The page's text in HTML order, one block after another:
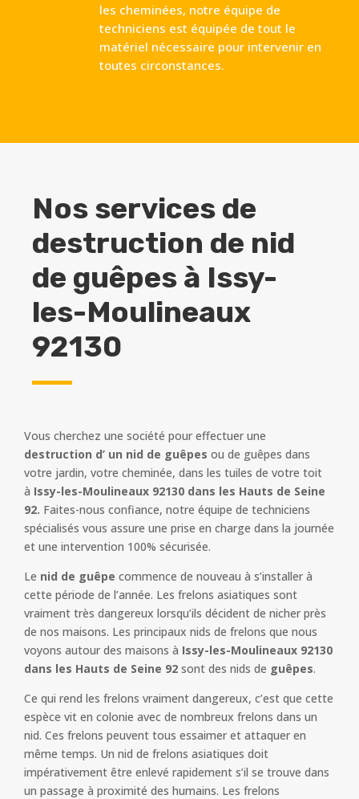
les cheminées, notre équipe de
techniciens est équipée de tout le
matériel nécessaire pour intervenir en
toutes circonstances.
Nos services de
destruction de nid
de guêpes à Issy-
les-Moulineaux
92130
Vous cherchez une société pour effectuer une
destruction d’ un nid de guêpes ou de guêpes dans
votre jardin, votre cheminée, dans les tuiles de votre toit
à Issy-les-Moulineaux 92130 dans les Hauts de Seine
92. Faites-nous confiance, notre équipe de techniciens
spécialisés vous assure une prise en charge dans la journée
et une intervention 100% sécurisée.
Le nid de guêpe commence de nouveau à s’installer à
cette période de l’année. Les frelons asiatiques sont
vraiment très dangereux lorsqu’ils décident de nicher près
de nos maisons. Les principaux nids de frelons que nous
voyons autour des maisons à Issy-les-Moulineaux 92130
dans les Hauts de Seine 92 sont des nids de guêpes.
Ce qui rend les frelons vraiment dangereux, c’est que cette
espèce vit en colonie avec de nombreux frelons dans un
nid. Ces frelons peuvent tous essaimer et attaquer en
même temps. Un nid de frelons asiatiques doit
impérativement être enlevé rapidement s’il se trouve dans
un passage à proximité des humains. Les frelons